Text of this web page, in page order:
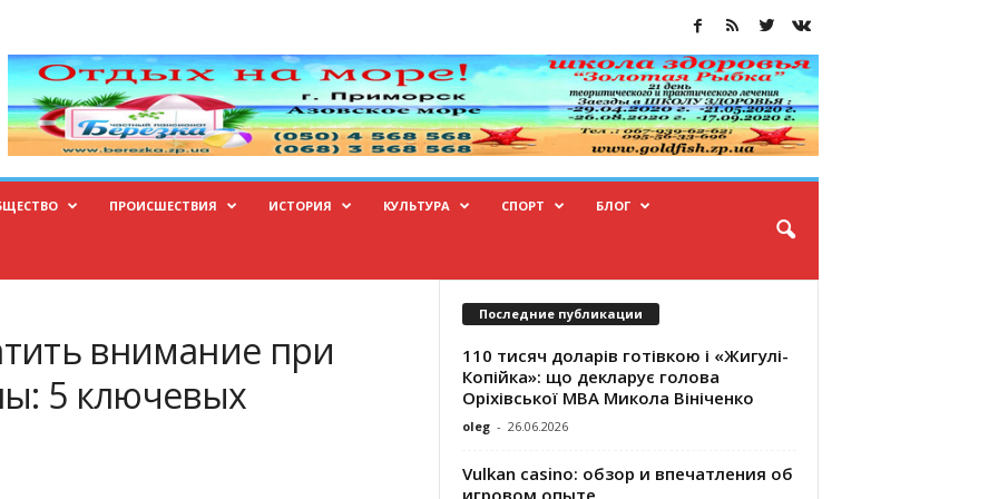
ПРОИСШЕСТВИЯ ИСТОРИЯ КУЛЬТУРА СПОРТ БЛОГ
внимание при
5 ключевых
Последние публикации
110 тисяч доларів готівкою і «Жигулі-
Копійка»: що декларує голова
Оріхівської МВА Микола Вініченко
oleg - 26.06.2026
Vulkan casino: обзор и впечатления об
игровом опыте